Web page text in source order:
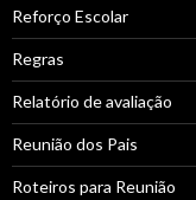
Reforço Escolar
Regras
Relatório de avaliação
Reunião dos Pais
Roteiros para Reunião